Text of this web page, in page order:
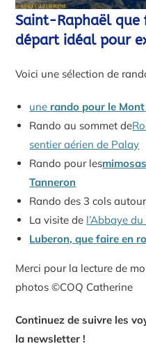
Saint-Raphaël que
départ idéal pour
Voici une sélection de
une rando pour le
Rando au sommet de
sentier aérien de Palay
Rando pour les
Tanneron
Rando des 3 cols autour
La visite de l’Abbaye
Luberon, que faire en
Merci pour la lecture de
photos ©COQ Catherine
Continuez de suivre les
la newsletter !